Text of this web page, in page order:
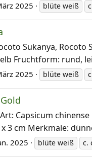
2025 blüte weiß
Sukanya,
Fruchtform: rund,
2025 blüte weiß
Art: Capsicum
3 cm Merkmale:
2025 blüte weiß c.